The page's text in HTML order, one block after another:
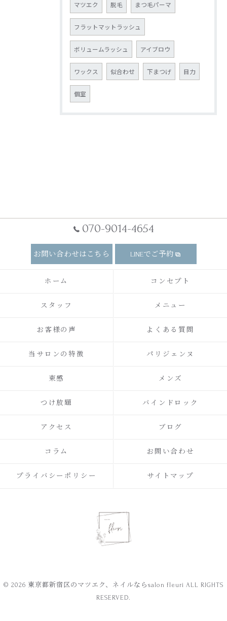
マツエク 脱毛 まつ毛パーマ
フラットマットラッシュ
ボリュームラッシュ アイブロウ
ワックス 似合わせ 下まつげ 目力
個室
070-9014-4654
お問い合わせはこちら LINEでご予約
ホーム コンセプト
スタッフ メニュー
お客様の声 よくある質問
当サロンの特徴 パリジェンヌ
束感 メンズ
つけ放題 バインドロック
アクセス ブログ
コラム お問い合わせ
プライバシーポリシー サイトマップ
© 2026 東京都新宿区のマツエク、ネイルならsalon fleuri ALL RIGHTS
RESERVED.